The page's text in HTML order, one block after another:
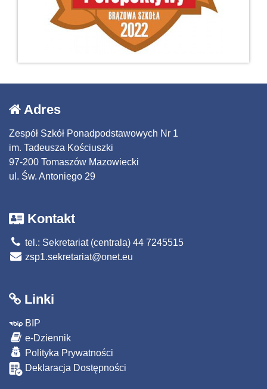
Adres
Zespół Szkół Ponadpodstawowych Nr 1
im. Tadeusza Kościuszki
97-200 Tomaszów Mazowiecki
ul. Św. Antoniego 29
Kontakt
tel.: Sekretariat (centrala) 44 7245515
zsp1.sekretariat@onet.eu
Linki
BIP
e-Dziennik
Polityka Prywatności
Deklaracja Dostępności